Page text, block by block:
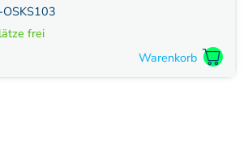
Kinderosteopathie - Zertifikat
frei